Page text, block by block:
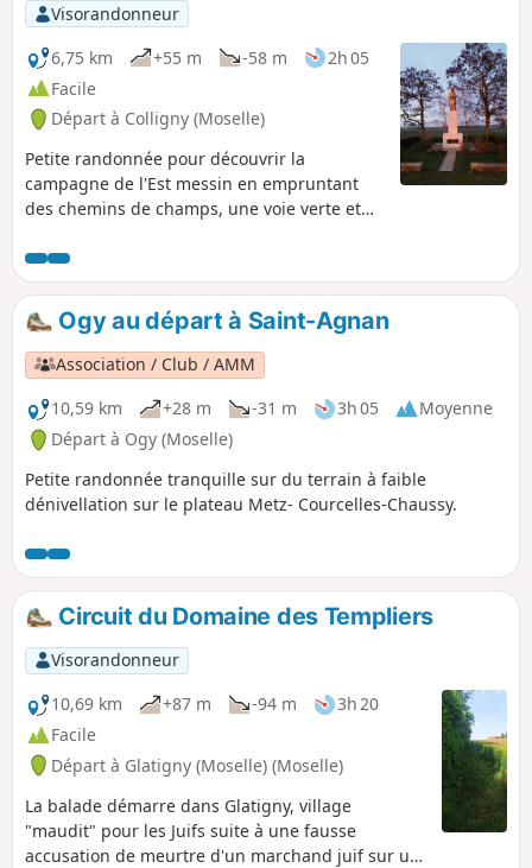
Visorandonneur
6,75 km
+55 m -58 m
2h 05
Facile
Départ à Colligny (Moselle)
Petite randonnée pour découvrir la
campagne de l'Est messin en empruntant
des chemins de champs, une voie verte et
saison, une partie du parcours peut être
boueuse.
Ogy au départ à Saint-Agnan
Association / Club / AMM
10,59 km
+28 m -31 m 3h 05
Moyenne
Départ à Ogy (Moselle)
Petite randonnée tranquille sur du terrain à faible
dénivellation sur le plateau Metz- Courcelles-Chaussy.
Circuit du Domaine des Templiers
Visorandonneur
10,69 km
+87 m -94 m
3h 20
Facile
Départ à Glatigny (Moselle) (Moselle)
La balade démarre dans Glatigny, village
"maudit" pour les Juifs suite à une fausse
accusation de meurtre d'un marchand juif sur un